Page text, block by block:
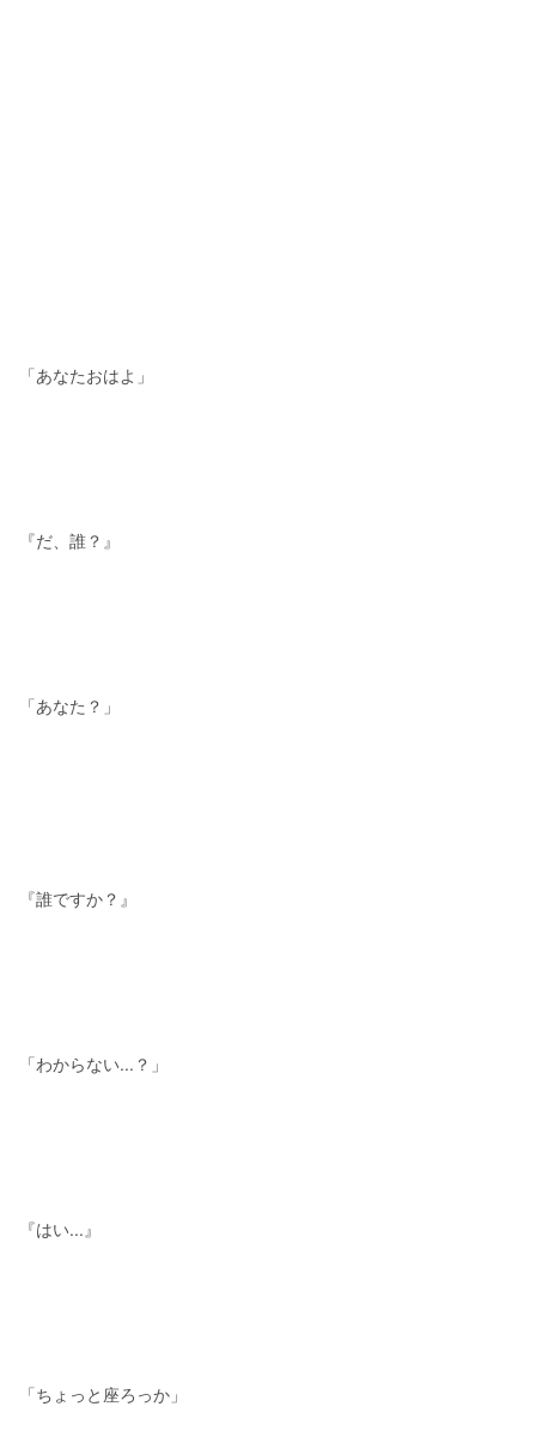
「あなたおはよ」
『だ、誰？』
「あなた？」
『誰ですか？』
「わからない...？」
『はい...』
「ちょっと座ろっか」